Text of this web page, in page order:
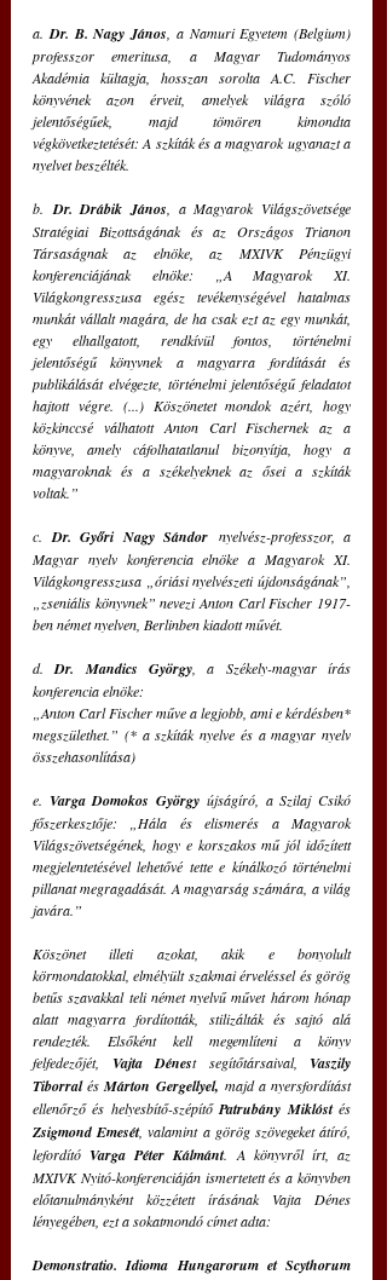
a. Dr. B. Nagy János , a Namuri Egyetem (Belgium)
professzor emeritusa, a Magyar Tudományos
Akadémia kültagja, hosszan sorolta A.C. Fischer
könyvének azon érveit, amelyek világra szóló
jelentőségűek, majd tömören kimondta
végkövetkeztetését: A szkíták és a magyarok ugyanazt a
nyelvet beszélték.
b. Dr. Drábik János , a Magyarok Világszövetsége
Stratégiai Bizottságának és az Országos Trianon
Társaságnak az elnöke, az MXIVK Pénzügyi
konferenciájának elnöke: „A Magyarok XI.
Világkongresszusa egész tevékenységével hatalmas
munkát vállalt magára, de ha csak ezt az egy munkát,
egy elhallgatott, rendkívül fontos, történelmi
jelentőségű könyvnek a magyarra fordítását és
publikálását elvégezte, történelmi jelentőségű feladatot
hajtott végre. (...) Köszönetet mondok azért, hogy
közkinccsé válhatott Anton Carl Fischernek az a
könyve, amely cáfolhatatlanul bizonyítja, hogy a
magyaroknak és a székelyeknek az ősei a szkíták
voltak.”
c. Dr. Győri Nagy Sándor nyelvész-professzor, a
Magyar nyelv konferencia elnöke a Magyarok XI.
Világkongresszusa „óriási nyelvészeti újdonságának”,
„zseniális könyvnek” nevezi Anton Carl Fischer 1917-
ben német nyelven, Berlinben kiadott művét.
d. Dr. Mandics György , a Székely-magyar írás
konferencia elnöke:
„Anton Carl Fischer műve a legjobb, ami e kérdésben*
megszülethet.” (* a szkíták nyelve és a magyar nyelv
összehasonlítása)
e. Varga Domokos György újságíró, a Szilaj Csikó
főszerkesztője: „Hála és elismerés a Magyarok
Világszövetségének, hogy e korszakos mű jól időzített
megjelentetésével lehetővé tette e kínálkozó történelmi
pillanat megragadását. A magyarság számára, a világ
javára.”
Köszönet illeti azokat, akik e bonyolult
körmondatokkal, elmélyült szakmai érveléssel és görög
betűs szavakkal teli német nyelvű művet három hónap
alatt magyarra fordították, stilizálták és sajtó alá
rendezték. Elsőként kell megemlíteni a könyv
felfedezőjét, Vajta Dénest segítőtársaival, Vaszily
Tiborral és Márton Gergellyel, majd a nyersfordítást
ellenőrző és helyesbítő-szépítő Patrubány Miklóst
Zsigmond Emesét, valamint a görög szövegeket átíró,
lefordító Varga Péter Kálmánt. A könyvről írt, az
MXIVK Nyitó-konferenciáján ismertetett és a könyvben
előtanulmányként közzétett írásának Vajta Dénes
lényegében, ezt a sokatmondó címet adta:
Demonstratio. Idioma Hungarorum et Scythorum